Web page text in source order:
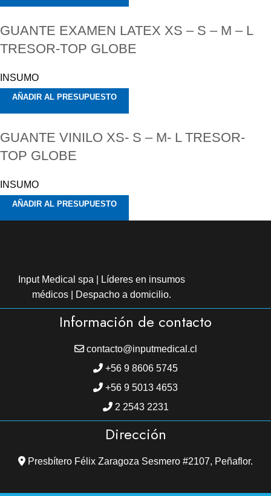
GUANTE EXAMEN LATEX XS – S – M – L
TRESOR-TOP GLOBE
INSUMO
AÑADIR AL PRESUPUESTO
GUANTE VINILO XS- S – M- L TRESOR-
TOP GLOBE
INSUMO
AÑADIR AL PRESUPUESTO
Input Medical spa | Líderes en insumos
médicos | Despacho a domicilio.
Información de contacto
contacto@inputmedical.cl
+56 9 8606 5745
+56 9 5013 4653
2 2543 2231
Dirección
Presbítero Félix Zaragoza Sesmero #2107, Peñaflor.